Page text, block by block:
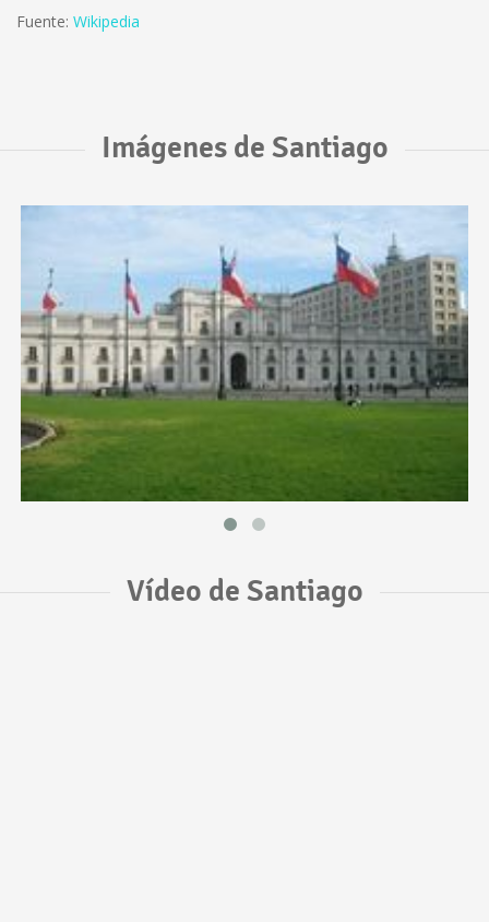
Fuente: Wikipedia
Imágenes de Santiago
Vídeo de Santiago